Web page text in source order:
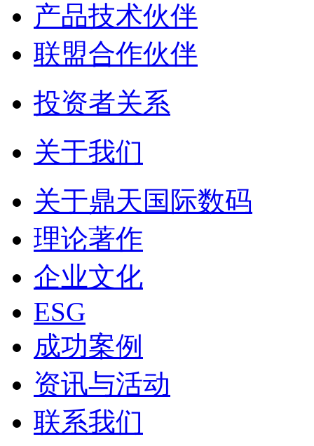
产品技术伙伴
联盟合作伙伴
投资者关系
关于我们
关于鼎天国际数码
理论著作
企业文化
ESG
成功案例
资讯与活动
联系我们